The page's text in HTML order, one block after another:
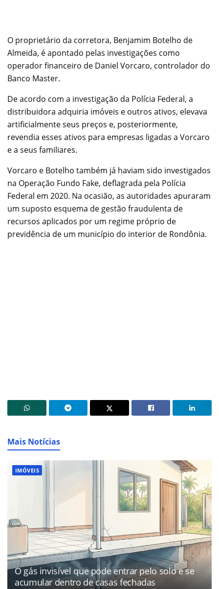
O proprietário da corretora, Benjamim Botelho de
Almeida, é apontado pelas investigações como
operador financeiro de Daniel Vorcaro, controlador do
Banco Master.
De acordo com a investigação da Polícia Federal, a
distribuidora adquiria imóveis e outros ativos, elevava
artificialmente seus preços e, posteriormente,
revendia esses ativos para empresas ligadas a Vorcaro
e a seus familiares.
Vorcaro e Botelho também já haviam sido investigados
na Operação Fundo Fake, deflagrada pela Polícia
Federal em 2020. Na ocasião, as autoridades apuraram
um suposto esquema de gestão fraudulenta de
recursos aplicados por um regime próprio de
previdência de um município do interior de Rondônia.
Mais Notícias
IMÓVEIS
O gás invisível que pode entrar pelo solo e se
acumular dentro de casas fechadas